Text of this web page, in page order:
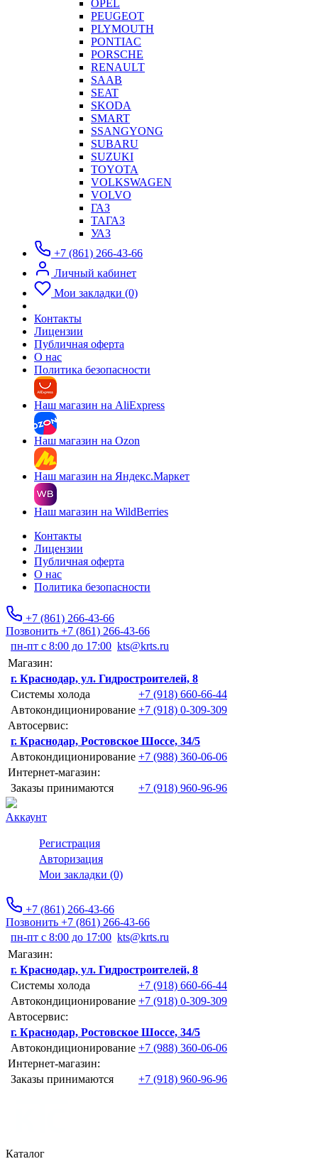
OPEL
PEUGEOT
PLYMOUTH
PONTIAC
PORSCHE
RENAULT
SAAB
SEAT
SKODA
SMART
SSANGYONG
SUBARU
SUZUKI
TOYOTA
VOLKSWAGEN
VOLVO
ГАЗ
ТАГАЗ
УАЗ
+7 (861) 266-43-66
Личный кабинет
Мои закладки (0)
Контакты
Лицензии
Публичная оферта
О нас
Политика безопасности
Наш магазин на AliExpress
Наш магазин на Ozon
Наш магазин на Яндекс.Маркет
Наш магазин на WildBerries
Контакты
Лицензии
Публичная оферта
О нас
Политика безопасности
+7 (861) 266-43-66
Позвонить +7 (861) 266-43-66
пн-пт с 8:00 до 17:00 kts@krts.ru
Магазин:
г. Краснодар, ул. Гидростроителей, 8
Системы холода
+7 (918) 660-66-44
Автокондиционирование +7 (918) 0-309-309
Автосервис:
г. Краснодар, Ростовское Шоссе, 34/5
Автокондиционирование +7 (988) 360-06-06
Интернет-магазин:
Заказы принимаются
+7 (918) 960-96-96
Аккаунт
Регистрация
Авторизация
Мои закладки (0)
+7 (861) 266-43-66
Позвонить +7 (861) 266-43-66
пн-пт с 8:00 до 17:00 kts@krts.ru
Магазин:
г. Краснодар, ул. Гидростроителей, 8
Системы холода
+7 (918) 660-66-44
Автокондиционирование +7 (918) 0-309-309
Автосервис:
г. Краснодар, Ростовское Шоссе, 34/5
Автокондиционирование +7 (988) 360-06-06
Интернет-магазин:
Заказы принимаются
+7 (918) 960-96-96
Каталог